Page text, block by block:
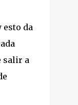
esto da
salir a